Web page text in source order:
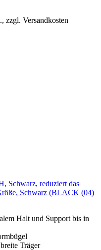
zzgl. Versandkosten
Schwarz, reduziert das
Schwarz (BLACK (04)
Halt und Support bis in
Träger